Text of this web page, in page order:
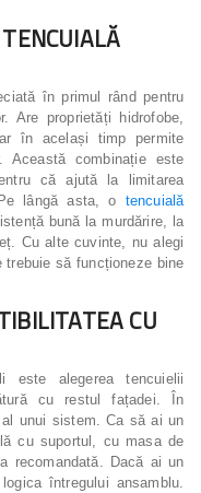
în primul rând pentru
Are proprietăți hidrofobe,
în același timp permite
Această combinație este
că ajută la limitarea
lângă asta, o tencuială
bună la murdărire, la
Cu alte cuvinte, nu alegi
să funcționeze bine
CU
este alegerea tencuielii
cu restul fațadei. În
unui sistem. Ca să ai un
cu suportul, cu masa de
recomandată. Dacă ai un
întregului ansamblu.